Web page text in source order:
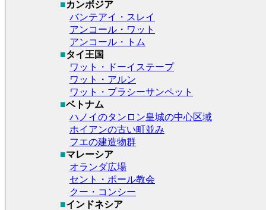
■カンボジア
バンテアイ・スレイ
アンコール・ワット
アンコール・トム
■タイ王国
ワット・ドーイステープ
ワット・アルン
ワット・プラシーサンペット
■ベトナム
ハノイのタンロン皇城の中心区域
ホイアンの古い町並み
フエの建造物群
■マレーシア
オランダ広場
セント・ポール教会
クー・コンシー
■インドネシア